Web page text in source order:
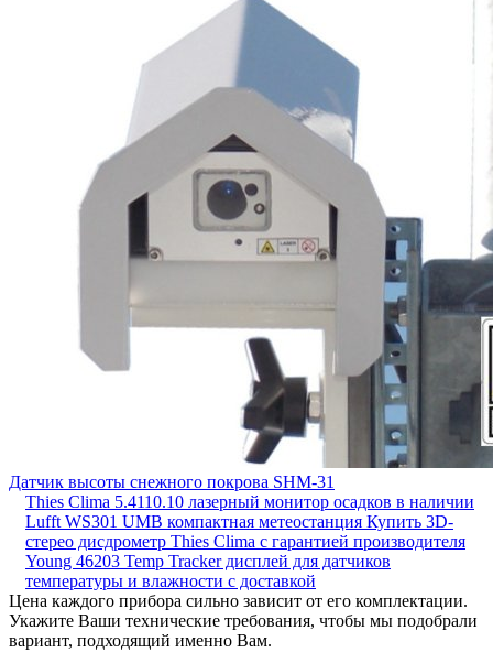
Датчик высоты снежного покрова SHM-31
Thies Clima 5.4110.10 лазерный монитор осадков в наличии
Lufft WS301 UMB компактная метеостанция Купить 3D-
стерео дисдрометр Thies Clima с гарантией производителя
Young 46203 Temp Tracker дисплей для датчиков
температуры и влажности с доставкой
Цена каждого прибора сильно зависит от его комплектации.
Укажите Ваши технические требования, чтобы мы подобрали
вариант, подходящий именно Вам.